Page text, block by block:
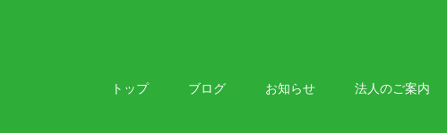
トップ ブログ お知らせ 法人のご案内